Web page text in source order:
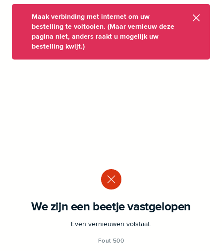
Maak verbinding met internet om uw
bestelling te voltooien. (Maar vernieuw deze
pagina niet, anders raakt u mogelijk uw
bestelling kwijt.)
We zijn een beetje vastgelopen
Even vernieuwen volstaat.
Fout 500